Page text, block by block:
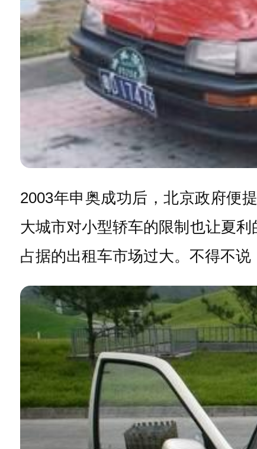
2003年申奥成功后，北京政府便
大城市对小型轿车的限制也让夏
占据的出租车市场过大。不得不说